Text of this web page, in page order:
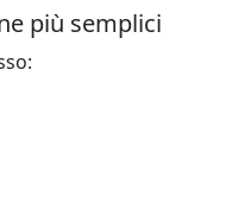
più semplici